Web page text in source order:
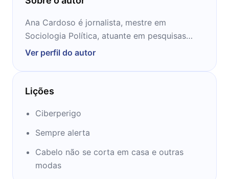
Ana Cardoso é jornalista, mestre em
Sociologia Política, atuante em pesquisas
sociológicas e grupos feministas, mãe de
autora do livro A Mamãe é Rock.
Ver perfil do autor
Lições
Ciberperigo
Sempre alerta
Cabelo não se corta em casa e outras
modas